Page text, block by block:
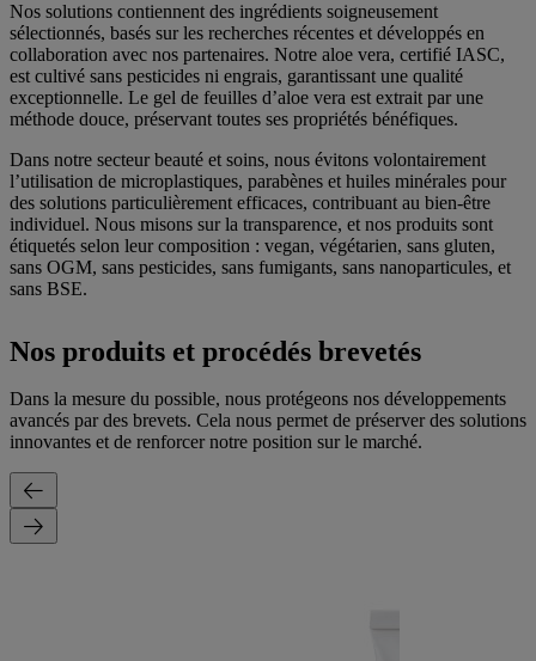
Nos solutions contiennent des ingrédients soigneusement
sélectionnés, basés sur les recherches récentes et développés en
collaboration avec nos partenaires. Notre aloe vera, certifié IASC,
est cultivé sans pesticides ni engrais, garantissant une qualité
exceptionnelle. Le gel de feuilles d’aloe vera est extrait par une
méthode douce, préservant toutes ses propriétés bénéfiques.
Dans notre secteur beauté et soins, nous évitons volontairement
l’utilisation de microplastiques, parabènes et huiles minérales pour
des solutions particulièrement efficaces, contribuant au bien-être
individuel. Nous misons sur la transparence, et nos produits sont
étiquetés selon leur composition : vegan, végétarien, sans gluten,
sans OGM, sans pesticides, sans fumigants, sans nanoparticules, et
sans BSE.
Nos produits et procédés brevetés
Dans la mesure du possible, nous protégeons nos développements
avancés par des brevets. Cela nous permet de préserver des solutions
innovantes et de renforcer notre position sur le marché.